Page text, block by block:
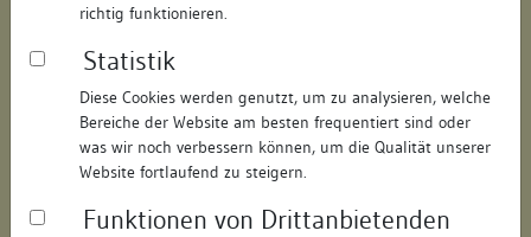
richtig funktionieren.
Statistik
Diese Cookies werden genutzt, um zu analysieren, welche
Bereiche der Website am besten frequentiert sind oder
was wir noch verbessern können, um die Qualität unserer
Website fortlaufend zu steigern.
Funktionen von Drittanbietenden
Objektdaten
Straße: Torgasse
Hausnummer: